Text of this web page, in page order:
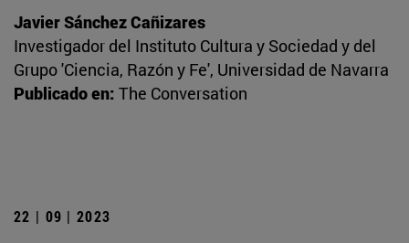
Javier Sánchez Cañizares
Investigador del Instituto Cultura y Sociedad y del
Grupo 'Ciencia, Razón y Fe', Universidad de Navarra
Publicado en: The Conversation
22 | 09 | 2023